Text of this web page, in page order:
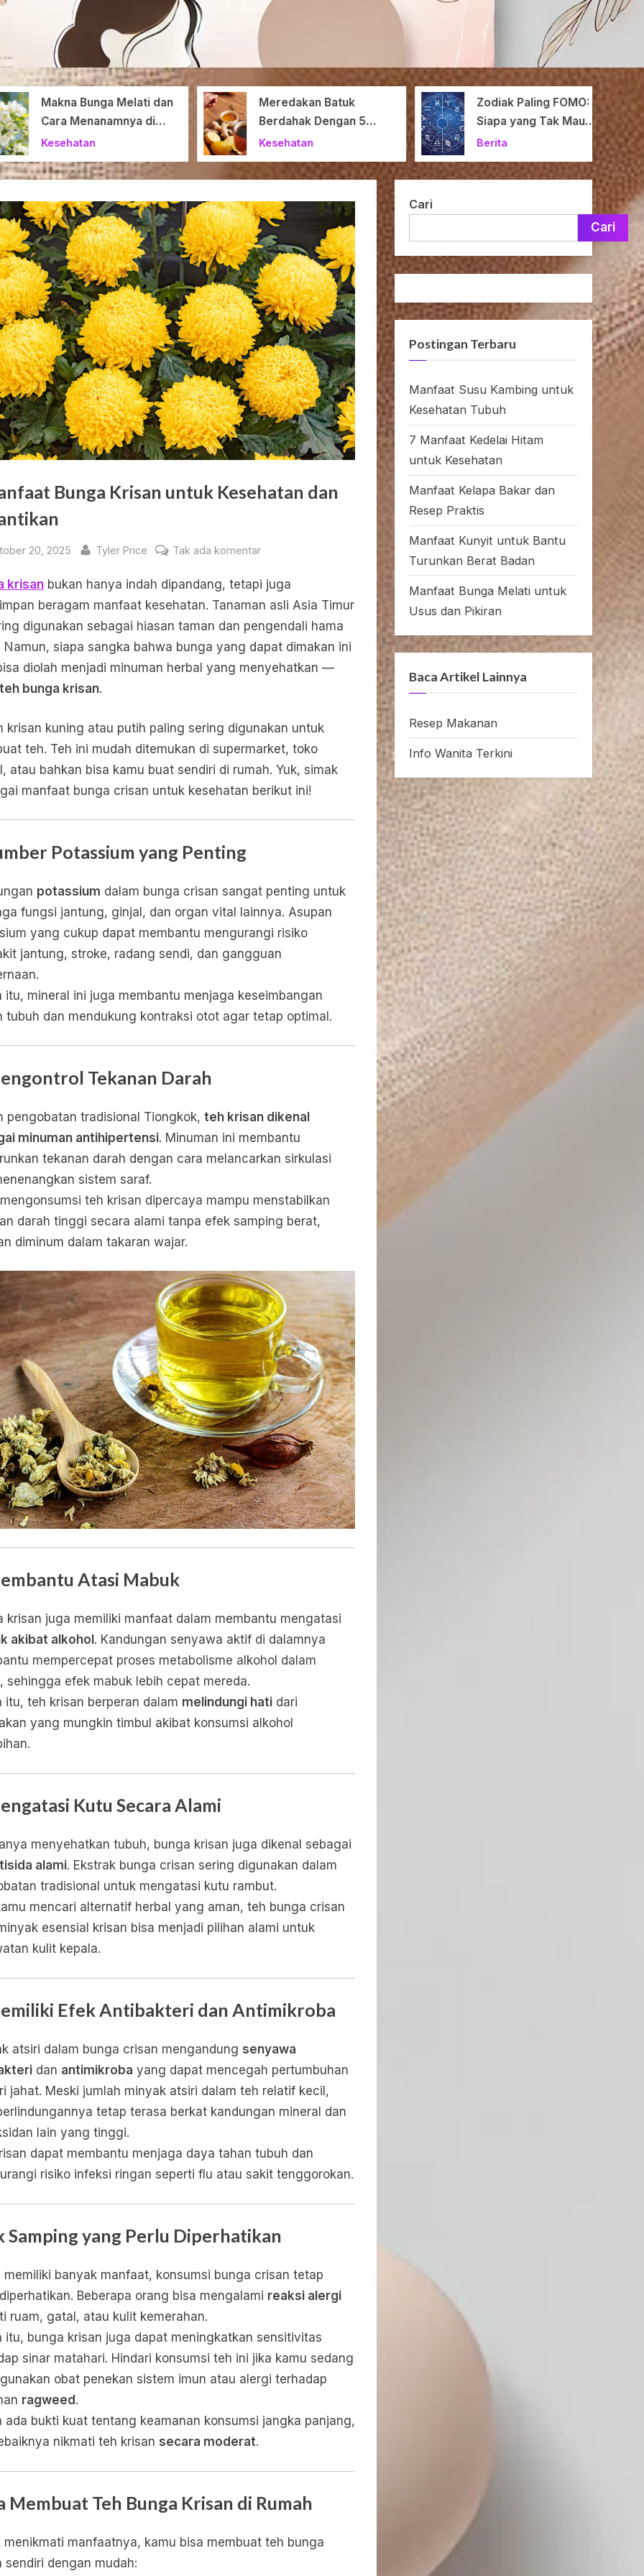
Makna Bunga Melati dan
Cara Menanamnya di
Rumah
Kesehatan
Meredakan Batuk
Berdahak Dengan 5
Bahan Herbal Ampuh
Kesehatan
Zodiak Paling FOMO:
Siapa yang Tak Mau
Ketinggalan Momen?
Berita
Bunga Krisan untuk Kesehatan dan
20, 2025 By
Tyler Price Tak ada komentarpada
Manfaat
Bunga
Krisan
untuk
Kesehatan
dan
krisan bukan hanya indah dipandang, tetapi juga
beragam manfaat kesehatan. Tanaman asli Asia Timur
digunakan sebagai hiasan taman dan pengendali hama
Namun, siapa sangka bahwa bunga yang dapat dimakan ini
diolah menjadi minuman herbal yang menyehatkan —
teh bunga krisan.
krisan kuning atau putih paling sering digunakan untuk
teh. Teh ini mudah ditemukan di supermarket, toko
atau bahkan bisa kamu buat sendiri di rumah. Yuk, simak
manfaat bunga crisan untuk kesehatan berikut ini!
Potassium yang Penting
potassium dalam bunga crisan sangat penting untuk
fungsi jantung, ginjal, dan organ vital lainnya. Asupan
yang cukup dapat membantu mengurangi risiko
jantung, stroke, radang sendi, dan gangguan
itu, mineral ini juga membantu menjaga keseimbangan
tubuh dan mendukung kontraksi otot agar tetap optimal.
Tekanan Darah
pengobatan tradisional Tiongkok, teh krisan dikenal
minuman antihipertensi. Minuman ini membantu
tekanan darah dengan cara melancarkan sirkulasi
sistem saraf.
teh krisan dipercaya mampu menstabilkan
darah tinggi secara alami tanpa efek samping berat,
diminum dalam takaran wajar.
Atasi Mabuk
krisan juga memiliki manfaat dalam membantu mengatasi
akibat alkohol . Kandungan senyawa aktif di dalamnya
mempercepat proses metabolisme alkohol dalam
sehingga efek mabuk lebih cepat mereda.
itu, teh krisan berperan dalam melindungi hati dari
yang mungkin timbul akibat konsumsi alkohol
Kutu Secara Alami
menyehatkan tubuh, bunga krisan juga dikenal sebagai
alami. Ekstrak bunga crisan sering digunakan dalam
tradisional untuk mengatasi kutu rambut.
mencari alternatif herbal yang aman, teh bunga crisan
esensial krisan bisa menjadi pilihan alami untuk
kulit kepala.
Efek Antibakteri dan Antimikroba
atsiri dalam bunga crisan mengandung senyawa
dan antimikroba yang dapat mencegah pertumbuhan
jahat. Meski jumlah minyak atsiri dalam teh relatif kecil,
tetap terasa berkat kandungan mineral dan
lain yang tinggi.
dapat membantu menjaga daya tahan tubuh dan
risiko infeksi ringan seperti flu atau sakit tenggorokan.
Samping yang Perlu Diperhatikan
memiliki banyak manfaat, konsumsi bunga crisan tetap
Beberapa orang bisa mengalami reaksi alergi
ruam, gatal, atau kulit kemerahan.
itu, bunga krisan juga dapat meningkatkan sensitivitas
sinar matahari. Hindari konsumsi teh ini jika kamu sedang
obat penekan sistem imun atau alergi terhadap
ragweed .
ada bukti kuat tentang keamanan konsumsi jangka panjang,
nikmati teh krisan secara moderat.
Membuat Teh Bunga Krisan di Rumah
menikmati manfaatnya, kamu bisa membuat teh bunga
sendiri dengan mudah:
Cari
Cari
Postingan Terbaru
Manfaat Susu Kambing untuk
Kesehatan Tubuh
7 Manfaat Kedelai Hitam
untuk Kesehatan
Manfaat Kelapa Bakar dan
Resep Praktis
Manfaat Kunyit untuk Bantu
Turunkan Berat Badan
Manfaat Bunga Melati untuk
Usus dan Pikiran
Baca Artikel Lainnya
Resep Makanan
Info Wanita Terkini